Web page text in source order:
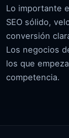
Lo importante
SEO sólido,
conversión
Los negocios
los que
competencia.